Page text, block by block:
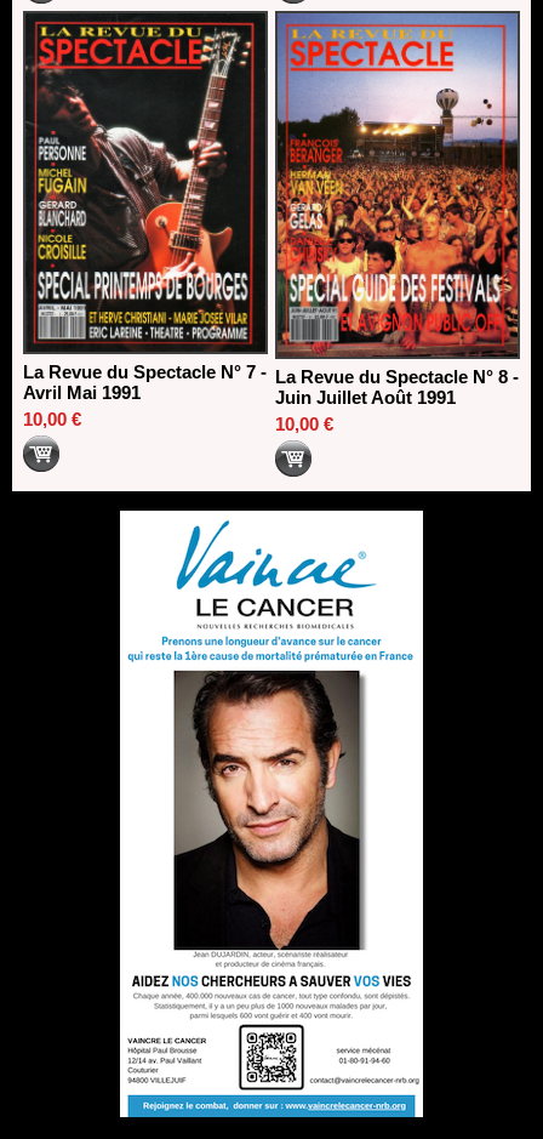
La Revue du Spectacle N° 7 -
Avril Mai 1991
10,00 €
La Revue du Spectacle N° 8 -
Juin Juillet Août 1991
10,00 €